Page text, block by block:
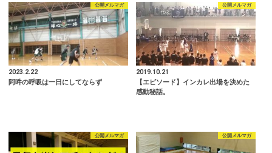
公開メルマガ
2023.2.22
阿吽の呼吸は一日にしてならず
公開メルマガ
2019.10.21
【エピソード】インカレ出場を決めた
感動秘話。
公開メルマガ 公開メルマガ